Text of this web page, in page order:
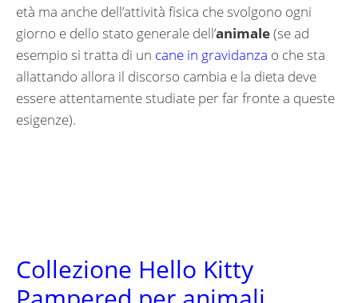
età ma anche dell’attività fisica che svolgono ogni
giorno e dello stato generale dell’animale(se ad
esempio si tratta di un cane in gravidanza o che sta
allattando allora il discorso cambia e la dieta deve
essere attentamente studiate per far fronte a queste
esigenze).
Collezione Hello Kitty